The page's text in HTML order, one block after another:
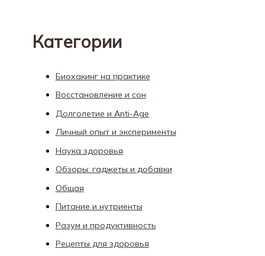
Категории
Биохакинг на практике
Восстановление и сон
Долголетие и Anti-Age
Личный опыт и эксперименты
Наука здоровья
Обзоры: гаджеты и добавки
Общая
Питание и нутриенты
Разум и продуктивность
Рецепты для здоровья